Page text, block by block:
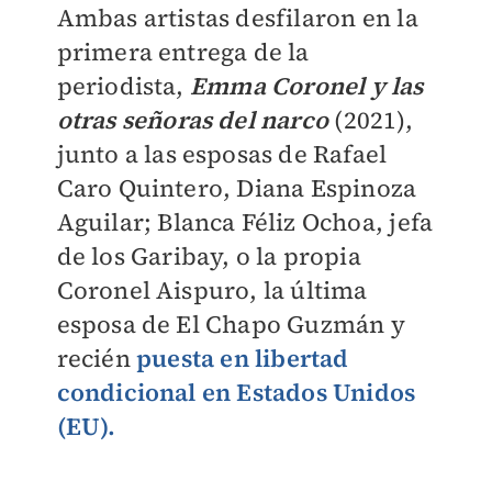
Ambas artistas desfilaron en la
primera entrega de la
periodista, Emma Coronel y las
otras señoras del narco(2021),
junto a las esposas de Rafael
Caro Quintero, Diana Espinoza
Aguilar; Blanca Féliz Ochoa, jefa
de los Garibay, o la propia
Coronel Aispuro, la última
esposa de El Chapo Guzmán y
reciénpuesta en libertad
condicional en Estados Unidos
(EU).